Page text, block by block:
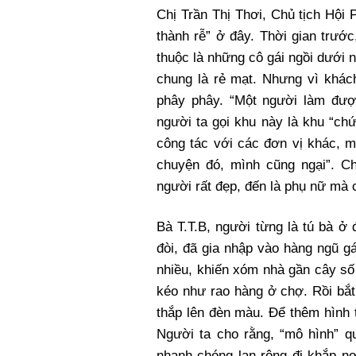
Chị Trần Thị Thơi, Chủ tịch Hội
thành rễ” ở đây. Thời gian
thuộc là những cô gái ngồi dưới
chung là rẻ mạt. Nhưng vì
phây phây. “Một người làm
người ta gọi khu này là khu
công tác với các đơn vị khác,
chuyện đó, mình cũng ngại”.
người rất đẹp, đến là phụ nữ
Bà T.T.B, người từng là tú bà ở
đòi, đã gia nhập vào hàng ngũ
nhiều, khiến xóm nhà gần cây
kéo như rao hàng ở chợ. Rồi
thắp lên đèn màu. Để thêm
Người ta cho rằng, “mô hình”